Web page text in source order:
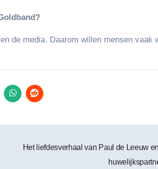
de media. Daarom willen mensen vaak
Het liefdesverhaal van Paul de Leeuw